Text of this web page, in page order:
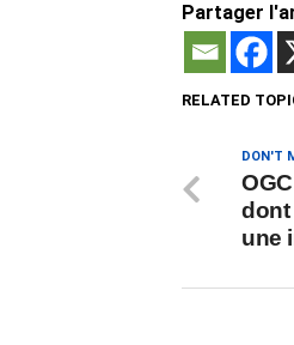
Partager
RELATED
DON'T
dont
une